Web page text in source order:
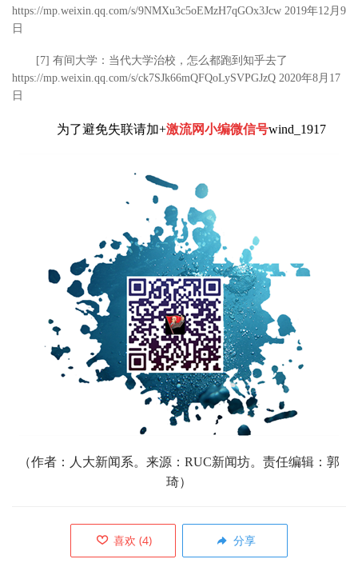
https://mp.weixin.qq.com/s/9NMXu3c5oEMzH7qGOx3Jcw 2019年12月9
日
[7] 有间大学：当代大学治校，怎么都跑到知乎去了
https://mp.weixin.qq.com/s/ck7SJk66mQFQoLySVPGJzQ 2020年8月17
日
为了避免失联请加+激流网小编微信号wind_1917
（作者： 人大新闻系。来源：RUC新闻坊。责任编辑：郭
琦）
喜欢 (4) 分享